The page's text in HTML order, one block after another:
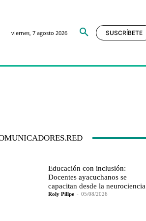
viernes, 7 agosto 2026 SUSCRÍBETE
Educación con inclusión:
Docentes ayacuchanos se
capacitan desde la neurociencia
Roly Pillpe - 05/08/2026